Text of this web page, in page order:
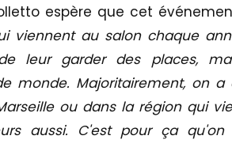
espère que cet
viennent au salon chaque
leur garder des places,
monde. Majoritairement, on
ou dans la région qui
aussi. C'est pour ça